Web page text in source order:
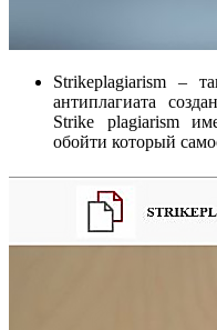
Strikeplagiarism –
антиплагиата
Strike plagiarism
обойти который